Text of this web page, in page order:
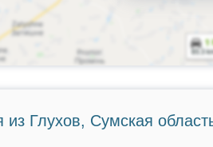
из Глухов, Сумская